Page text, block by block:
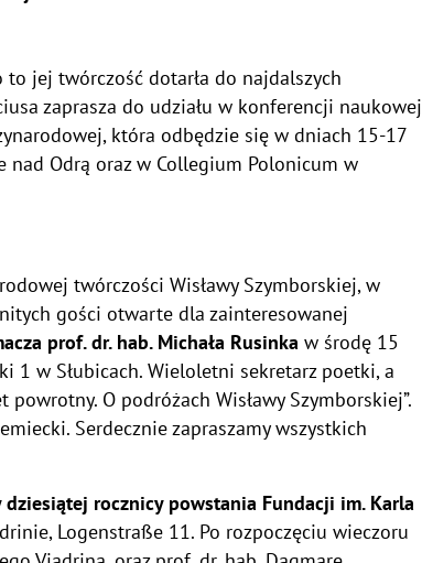
jej twórczość dotarła do najdalszych
zaprasza do udziału w konferencji naukowej
która odbędzie się w dniach 15-17
Odrą oraz w Collegium Polonicum w
twórczości Wisławy Szymborskiej, w
gości otwarte dla zainteresowanej
prof. dr. hab. Michała Rusinka w środę 15
1 w Słubicach. Wieloletni sekretarz poetki, a
O podróżach Wisławy Szymborskiej”.
Serdecznie zapraszamy wszystkich
dziesiątej rocznicy powstania Fundacji im. Karla
Logenstraße 11. Po rozpoczęciu wieczoru